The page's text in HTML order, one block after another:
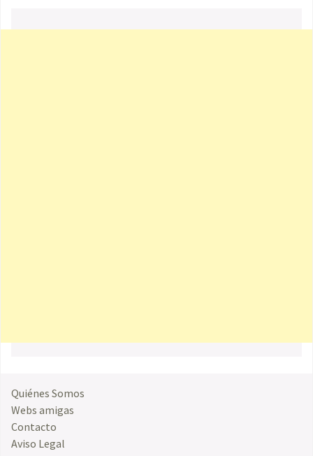
Quiénes Somos
Webs amigas
Contacto
Aviso Legal